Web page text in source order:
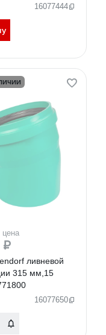
16077444
цена
₽
ливневой
315 мм,15
16077650